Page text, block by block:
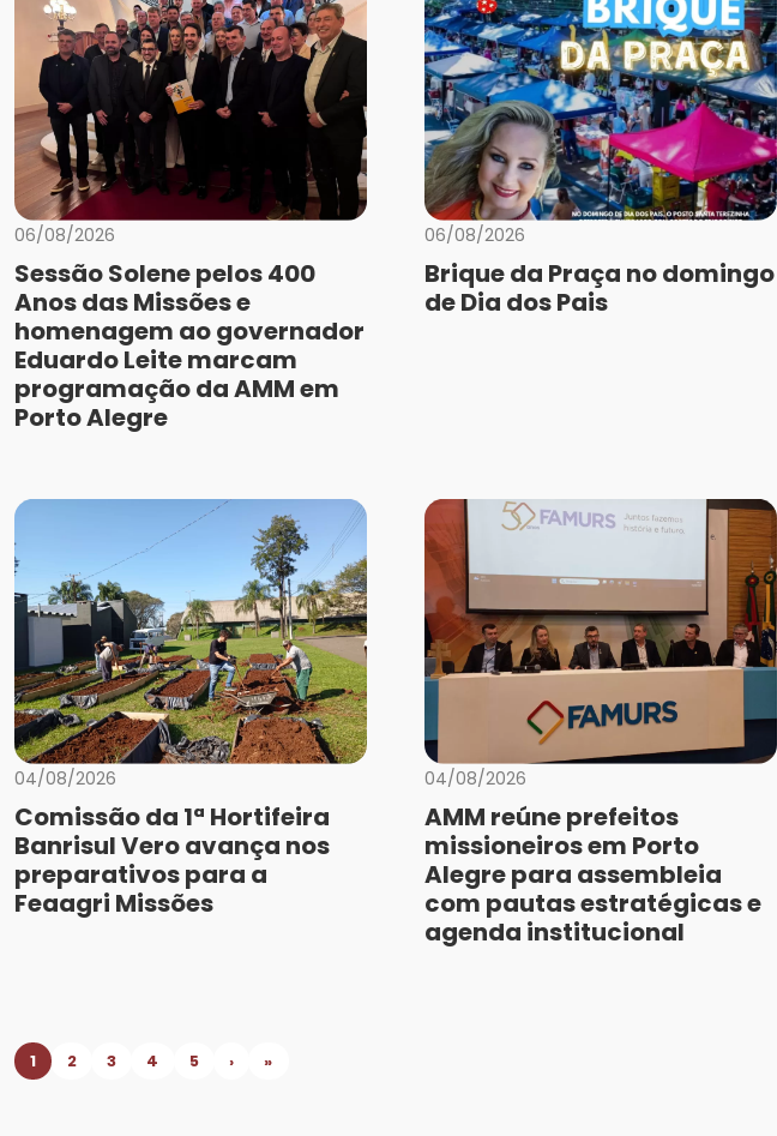
06/08/2026
Sessão Solene pelos 400
Anos das Missões e
homenagem ao governador
Eduardo Leite marcam
programação da AMM em
Porto Alegre
06/08/2026
Brique da Praça no domingo
de Dia dos Pais
04/08/2026
Comissão da 1ª Hortifeira
Banrisul Vero avança nos
preparativos para a
Feaagri Missões
04/08/2026
AMM reúne prefeitos
missioneiros em Porto
Alegre para assembleia
com pautas estratégicas e
agenda institucional
1 2 3 4 5 › »